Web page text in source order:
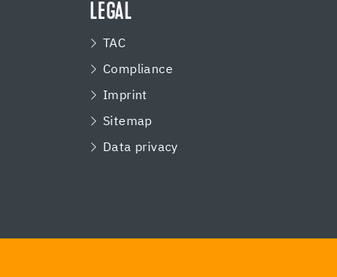
LEGAL
TAC
Compliance
Imprint
Sitemap
Data privacy